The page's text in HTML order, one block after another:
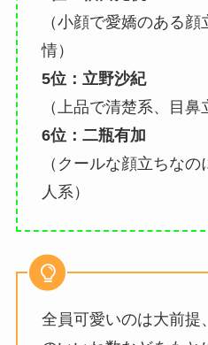
（小顔で愛嬌のある
情）
5位：立野沙紀
（上品で清楚系、目鼻
6位：二瓶有加
（クールな顔立ちな
人系）
全員可愛いのは大前提